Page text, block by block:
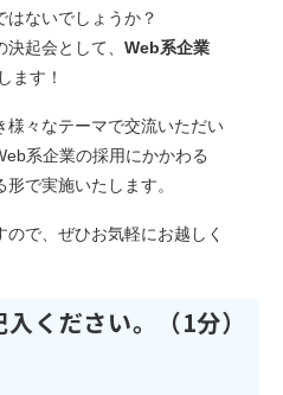
はないでしょうか？
起会として、 Web系企業
ます！
様々なテーマで交流いただい
系企業の採用にかかわる
で実施いたします。
で、ぜひお気軽にお越しく
ください。（1分）